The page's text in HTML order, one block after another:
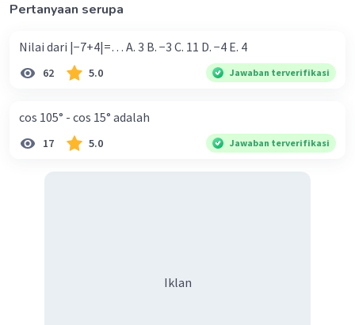
Pertanyaan serupa
Nilai dari |−7+4|=… A. 3 B. −3 C. 11 D. −4 E. 4
62 5.0 Jawaban terverifikasi
cos 105° - cos 15° adalah
17 5.0 Jawaban terverifikasi
Iklan